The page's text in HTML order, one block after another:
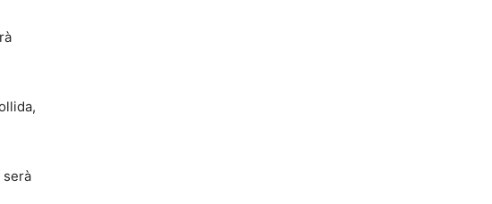
serà